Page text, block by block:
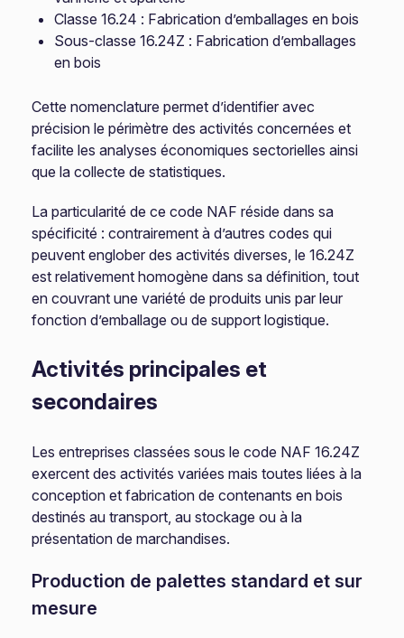
Classe 16.24 : Fabrication d’emballages en bois
Sous-classe 16.24Z : Fabrication d’emballages
en bois
Cette nomenclature permet d’identifier avec
précision le périmètre des activités concernées et
facilite les analyses économiques sectorielles ainsi
que la collecte de statistiques.
La particularité de ce code NAF réside dans sa
spécificité : contrairement à d’autres codes qui
peuvent englober des activités diverses, le 16.24Z
est relativement homogène dans sa définition, tout
en couvrant une variété de produits unis par leur
fonction d’emballage ou de support logistique.
Activités principales et
secondaires
Les entreprises classées sous le code NAF 16.24Z
exercent des activités variées mais toutes liées à la
conception et fabrication de contenants en bois
destinés au transport, au stockage ou à la
présentation de marchandises.
Production de palettes standard et sur
mesure